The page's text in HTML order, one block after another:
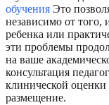
обучения Это
независимо от того,
ребенка или
эти проблемы
на ваше
консультация
клинической
размещение.